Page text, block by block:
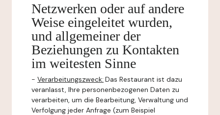
Netzwerken oder auf andere
Weise eingeleitet wurden,
und allgemeiner der
Beziehungen zu Kontakten
im weitesten Sinne
- Verarbeitungszweck: Das Restaurant ist dazu
veranlasst, Ihre personenbezogenen Daten zu
verarbeiten, um die Bearbeitung, Verwaltung und
Verfolgung jeder Anfrage (zum Beispiel